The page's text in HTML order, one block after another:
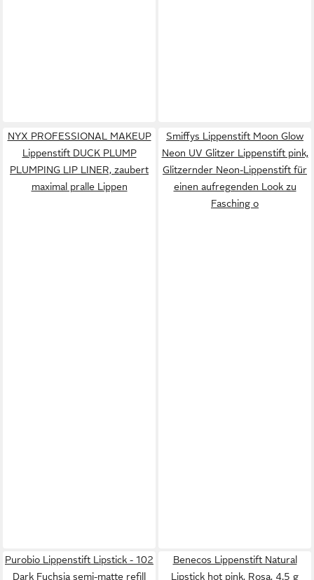
NYX PROFESSIONAL MAKEUP
Lippenstift DUCK PLUMP
PLUMPING LIP LINER, zaubert
maximal pralle Lippen
Smiffys Lippenstift Moon Glow
Neon UV Glitzer Lippenstift pink,
Glitzernder Neon-Lippenstift für
einen aufregenden Look zu
Fasching o
Purobio Lippenstift Lipstick - 102
Dark Fuchsia semi-matte refill
Benecos Lippenstift Natural
Lipstick hot pink, Rosa, 4.5 g